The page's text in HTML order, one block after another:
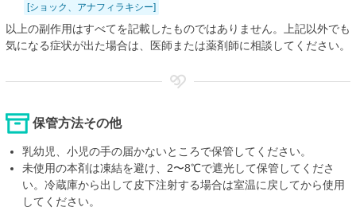
[ショック、アナフィラキシー]
以上の副作用はすべてを記載したものではありません。上記以外でも
気になる症状が出た場合は、医師または薬剤師に相談してください。
保管方法その他
乳幼児、小児の手の届かないところで保管してください。
未使用の本剤は凍結を避け、2〜8℃で遮光して保管してくださ
い。冷蔵庫から出して皮下注射する場合は室温に戻してから使用
してください。